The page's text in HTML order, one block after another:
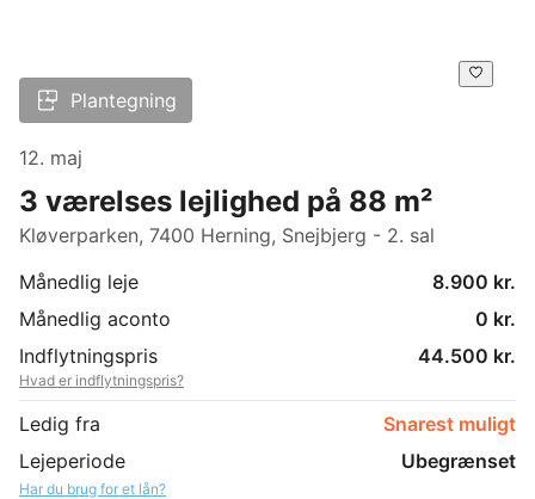
Plantegning
12. maj
3 værelses lejlighed på 88 m²
Kløverparken, 7400 Herning, Snejbjerg - 2. sal
Månedlig leje
8.900 kr.
Månedlig aconto
0 kr.
Indflytningspris
44.500 kr.
Hvad er indflytningspris?
Ledig fra
Snarest muligt
Lejeperiode
Ubegrænset
Har du brug for et lån?